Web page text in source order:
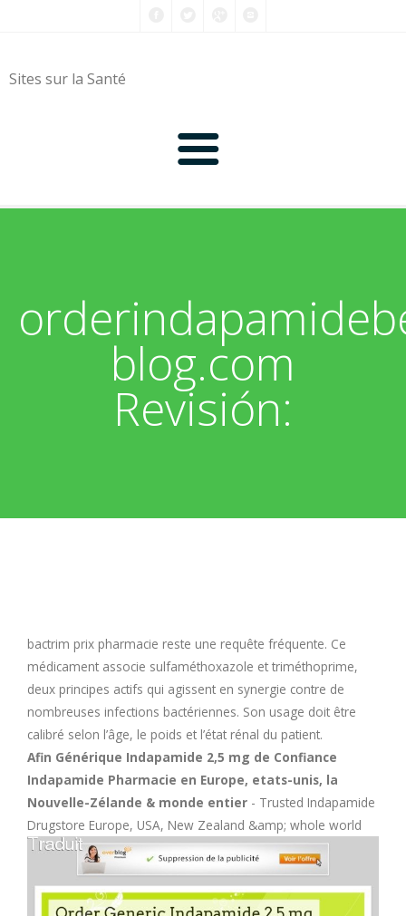
Sites sur la Santé
0-9
D
I
J
K
M
N
blog.com
Revisión:
bactrim prix pharmacie reste une requête fréquente. Ce
médicament associe sulfaméthoxazole et triméthoprime,
deux principes actifs qui agissent en synergie contre de
nombreuses infections bactériennes. Son usage doit être
calibré selon l’âge, le poids et l’état rénal du patient.
Afin Générique Indapamide 2,5 mg de Confiance
Indapamide Pharmacie en Europe, etats-unis, la
Nouvelle-Zélande & monde entier - Trusted Indapamide
Drugstore Europe, USA, New Zealand &amp; whole world